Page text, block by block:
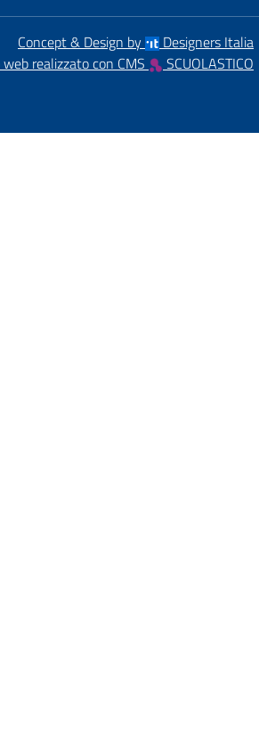
Concept & Design by
Designers Italia
realizzato con CMS
SCUOLASTICO